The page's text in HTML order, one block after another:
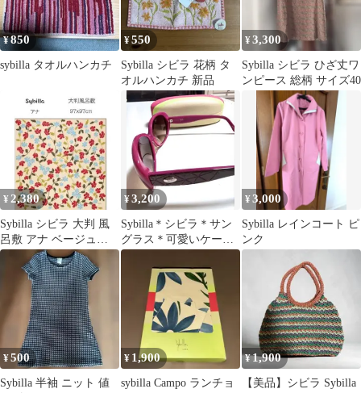
¥850
sybilla タオルハンカチ
¥550
Sybilla シビラ 花柄 タ
オルハンカチ 新品
¥3,300
Sybilla シビラ ひざ丈ワ
ンピース 総柄 サイズ40
¥ 2,380
Sybilla シビラ 大判 風
呂敷 アナ ベージュ
97cm ふろしき
¥3,200
Sybilla＊シビラ＊サン
グラス＊可愛いケース
付き
¥3,000
Sybilla レインコート ピ
ンク
¥500
Sybilla 半袖 ニット 値
¥ 1,900
sybilla Campo ランチョ
¥1,900
【美品】シビラ Sybilla